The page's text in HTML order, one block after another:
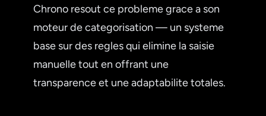
Chrono resout ce probleme grace a son
moteur de categorisation — un systeme
base sur des regles qui elimine la saisie
manuelle tout en offrant une
transparence et une adaptabilite totales.